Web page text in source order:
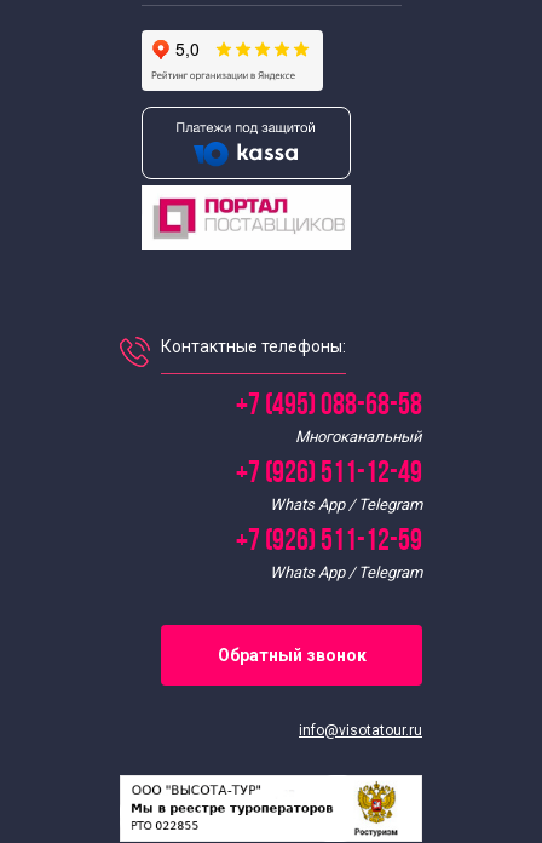
Исторические пешеходные экскурсии по Москве
Экскурсии по кладбищам Москвы
Странные экскурсии
Экскурсии по Москве в будние дни
Экскурсии в выходные дни
Развлекательные экскурсии на выходные
Групповые экскурсии по Москве
Экскурсии для школьников
Контактные телефоны:
+7 (495) 088-68-58
Многоканальный
+7 (926) 511-12-49
Whats App / Telegram
+7 (926) 511-12-59
Whats App / Telegram
Обратный звонок
info@visotatour.ru